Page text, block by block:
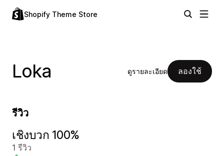
Shopify Theme Store
Loka ดูรายละเอียด ลองใช้
รีวิว
เชิงบวก 100%
1 รีวิว